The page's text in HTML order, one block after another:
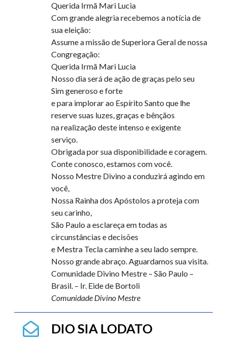
Querida Irmã Mari Lucia
Com grande alegria recebemos a notícia de
sua eleição:
Assume a missão de Superiora Geral de nossa
Congregação:
Querida Irmã Mari Lucia
Nosso dia será de ação de graças pelo seu
Sim generoso e forte
e para implorar ao Espírito Santo que lhe
reserve suas luzes, graças e bênçãos
na realização deste intenso e exigente
serviço.
Obrigada por sua disponibilidade e coragem.
Conte conosco, estamos com você.
Nosso Mestre Divino a conduzirá agindo em
você,
Nossa Rainha dos Apóstolos a proteja com
seu carinho,
São Paulo a esclareça em todas as
circunstâncias e decisões
e Mestra Tecla caminhe a seu lado sempre.
Nosso grande abraço. Aguardamos sua visita.
Comunidade Divino Mestre – São Paulo –
Brasil. – Ir. Eide de Bortoli
Comunidade Divino Mestre
DIO SIA LODATO